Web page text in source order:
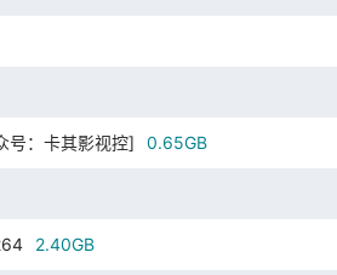
：卡其影视控] 0.65GB
2.40GB